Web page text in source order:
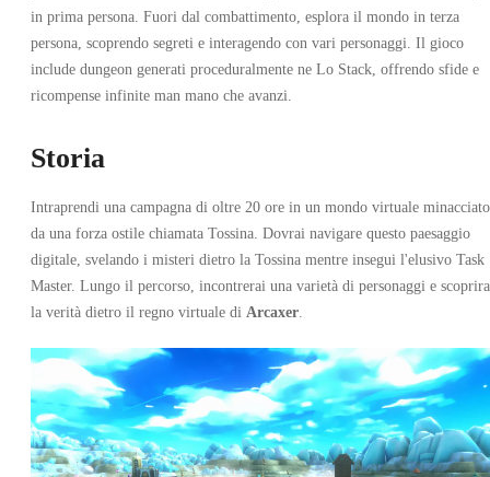
in prima persona. Fuori dal combattimento, esplora il mondo in terza
persona, scoprendo segreti e interagendo con vari personaggi. Il gioco
include dungeon generati proceduralmente ne Lo Stack, offrendo sfide e
ricompense infinite man mano che avanzi.
Storia
Intraprendi una campagna di oltre 20 ore in un mondo virtuale minacciato
da una forza ostile chiamata Tossina. Dovrai navigare questo paesaggio
digitale, svelando i misteri dietro la Tossina mentre insegui l'elusivo Task
Master. Lungo il percorso, incontrerai una varietà di personaggi e
la verità dietro il regno virtuale di Arcaxer